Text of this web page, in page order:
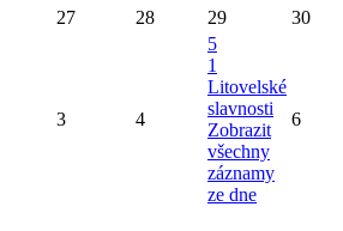
27 28 29 30
3 4
5
1
Litovelské
slavnosti
Zobrazit
všechny
záznamy
ze dne
6